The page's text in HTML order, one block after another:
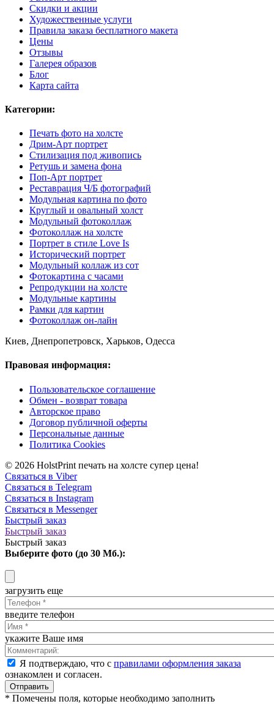
Скидки и акции
Художественные услуги
Правила заказа бесплатного макета
Цены
Отзывы
Галерея образов
Блог
Карта сайта
Категории:
Печать фото на холсте
Дрим-Арт портрет
Стилизация под живопись
Ретушь и замена фона
Поп-Арт портрет
Реставрация Ч/Б фотографий
Модульная картина по фото
Круглый и овальный холст
Модульный фотоколлаж
Фотоколлаж на холсте
Портрет в стиле Love Is
Исторический портрет
Модульный коллаж из сот
Фотокартина с часами
Репродукции на холсте
Модульные картины
Рамки для картин
Фотоколлаж он-лайн
Киев, Днепропетровск, Харьков, Одесса
Правовая информация:
Пользовательское соглашение
Обмен - возврат товара
Авторское право
Договор публичной оферты
Персональные данные
Политика Cookies
© 2026 HolstPrint печать на холсте супер цена!
Связаться в Viber
Связаться в Telegram
Связаться в Instagram
Связаться в Messenger
Быстрый заказ
Быстрый заказ
Быстрый заказ
Выберите фото (до 30 Мб.):
загрузить еще
введите телефон
укажите Ваше имя
Я подтверждаю, что с правилами оформления заказа
ознакомлен и согласен.
Отправить
* Помечены поля, которые необходимо заполнить